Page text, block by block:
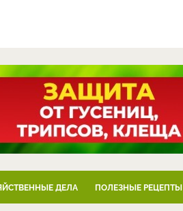
ДЕЛА ПОЛЕЗНЫЕ РЕЦЕПТЫ